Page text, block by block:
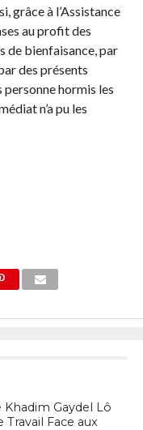
grâce à l’Assistance
au profit des
de bienfaisance, par
des présents
personne hormis les
n’a pu les
Khadim Gaydel Lô
Face aux